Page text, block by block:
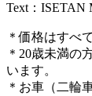
Text：ISETAN
＊価格はすべ
＊20歳未満の
います。
＊お車（二輪